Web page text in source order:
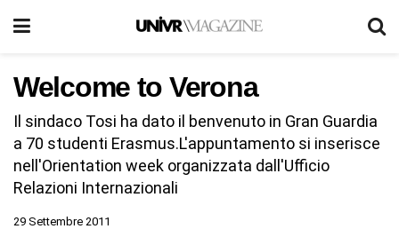
Welcome to Verona
Il sindaco Tosi ha dato il benvenuto in Gran Guardia
a 70 studenti Erasmus.L'appuntamento si inserisce
nell'Orientation week organizzata dall'Ufficio
Relazioni Internazionali
29 Settembre 2011